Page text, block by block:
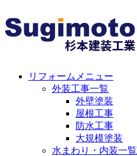
リフォームメニュー
外装工事一覧
外壁塗装
屋根工事
防水工事
大規模塗装
水まわり・内装一覧